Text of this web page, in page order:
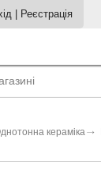
Реєстрація
кераміка